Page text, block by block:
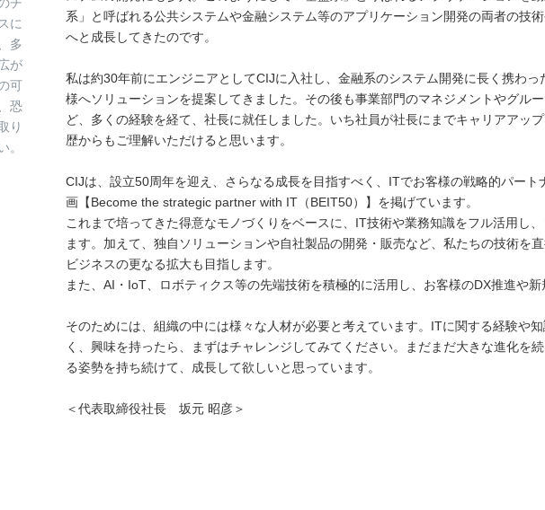
に
多
が
可
恐
り
。
系」と呼ばれる公共システムや金融システム等のアプリケーション開発の両者の技
へと成長してきたのです。
私は約30年前にエンジニアとしてCIJに入社し、金融系のシステム開発に長く携わ
様へソリューションを提案してきました。その後も事業部門のマネジメントやグル
ど、多くの経験を経て、社長に就任しました。いち社員が社長にまでキャリアアッ
歴からもご理解いただけると思います。
CIJは、設立50周年を迎え、さらなる成長を目指すべく、ITでお客様の戦略的パー
画【Become the strategic partner with IT（BEIT50）】を掲げています。
これまで培ってきた得意なモノづくりをベースに、IT技術や業務知識をフル活用し
ます。加えて、独自ソリューションや自社製品の開発・販売など、私たちの技術を
ビジネスの更なる拡大も目指します。
また、AI・IoT、ロボティクス等の先端技術を積極的に活用し、お客様のDX推進や
そのためには、組織の中には様々な人材が必要と考えています。ITに関する経験や
く、興味を持ったら、まずはチャレンジしてみてください。まだまだ大きな進化を
る姿勢を持ち続けて、成長して欲しいと思っています。
＜代表取締役社長 坂元 昭彦＞